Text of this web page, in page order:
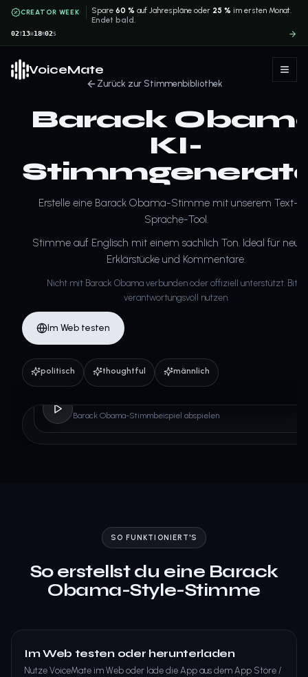
CREATOR WEEK Spare60 % auf Jahrespläne oder 25 % im ersten Monat.
Endet bald.
02T13H 18M02S
VoiceMate
Zurück zur Stimmenbibliothek
Barack
KI-
Erstelle eine Barack Obama-Stimme mit unserem Text-
Sprache-Tool.
Stimme auf Englisch mit einem sachlich Ton. Ideal für
Erklärstücke und Kommentare.
Nicht mit Barack Obama verbunden oder offiziell unterstützt. Bitte
verantwortungsvoll nutzen.
Im Web testen
politisch thoughtful männlich
Barack Obama-Stimmbeispiel abspielen
SO FUNKTIONIERT'S
So erstellst du eine Barack
Obama-Style-Stimme
Im Web testen oder herunterladen
Nutze VoiceMate im Web oder lade die App aus dem App Store /